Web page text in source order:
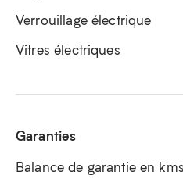
Verrouillage électrique
Vitres électriques
Garanties
Balance de garantie en